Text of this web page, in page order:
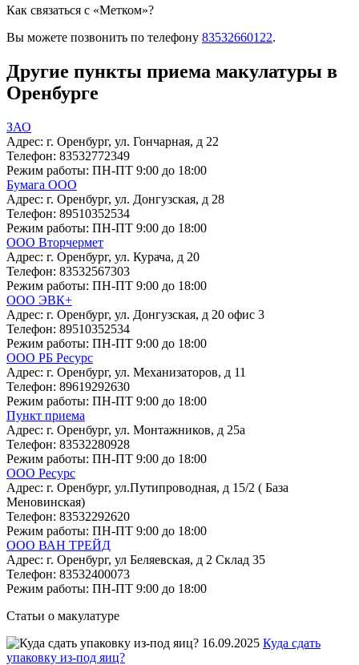
Как связаться с «Метком»?
Вы можете позвонить по телефону 83532660122.
Другие пункты приема макулатуры в
Оренбурге
ЗАО
Адрес: г. Оренбург, ул. Гончарная, д 22
Телефон: 83532772349
Режим работы: ПН-ПТ 9:00 до 18:00
Бумага ООО
Адрес: г. Оренбург, ул. Донгузская, д 28
Телефон: 89510352534
Режим работы: ПН-ПТ 9:00 до 18:00
ООО Вторчермет
Адрес: г. Оренбург, ул. Курача, д 20
Телефон: 83532567303
Режим работы: ПН-ПТ 9:00 до 18:00
ООО ЭВК+
Адрес: г. Оренбург, ул. Донгузская, д 20 офис 3
Телефон: 89510352534
Режим работы: ПН-ПТ 9:00 до 18:00
ООО РБ Ресурс
Адрес: г. Оренбург, ул. Механизаторов, д 11
Телефон: 89619292630
Режим работы: ПН-ПТ 9:00 до 18:00
Пункт приема
Адрес: г. Оренбург, ул. Монтажников, д 25а
Телефон: 83532280928
Режим работы: ПН-ПТ 9:00 до 18:00
ООО Ресурс
Адрес: г. Оренбург, ул.Путипроводная, д 15/2 ( База
Меновинская)
Телефон: 83532292620
Режим работы: ПН-ПТ 9:00 до 18:00
ООО ВАН ТРЕЙД
Адрес: г. Оренбург, ул Беляевская, д 2 Склад 35
Телефон: 83532400073
Режим работы: ПН-ПТ 9:00 до 18:00
Статьи о макулатуре
16.09.2025 Куда сдать
упаковку из-под яиц?